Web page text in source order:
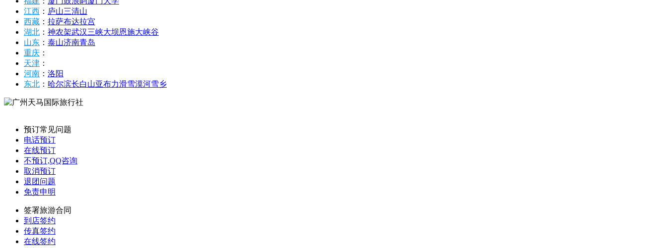
江西 ： 庐山三清山
西藏 ： 拉萨布达拉宫
湖北 ： 神农架武汉三峡大坝恩施大峡谷
山东 ： 泰山济南青岛
重庆 ：
天津 ：
河南 ： 洛阳
东北 ： 哈尔滨长白山亚布力滑雪漠河雪乡
预订常见问题
电话预订
在线预订
不预订,QQ咨询
取消预订
退团问题
免责申明
签署旅游合同
到店签约
传真签约
在线签约